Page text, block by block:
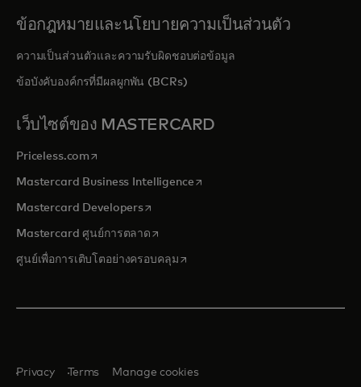
ข้อกฎหมายและนโยบายความเป็นส่วนตัว
ความเป็นส่วนตัวและความรับผิดชอบต่อข้อมูล
ข้อบังคับองค์กรที่มีผลผูกพัน (BCRs)
เว็บไซต์ของ MASTERCARD
Priceless.com opens in a new tab
Mastercard Business Intelligenceopens in a new tab
Mastercard Developersopens in a new tab
Mastercard ศูนย์การตลาด opens in a new tab
ศูนย์เพื่อการเติบโตอย่างครอบคลุมopens in a new tab
Privacy Terms Manage cookies